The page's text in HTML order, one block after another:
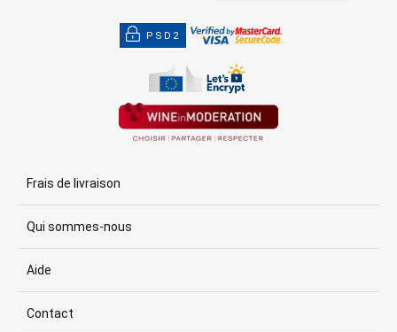
PSD2
Frais de livraison
Qui sommes-nous
Aide
Contact